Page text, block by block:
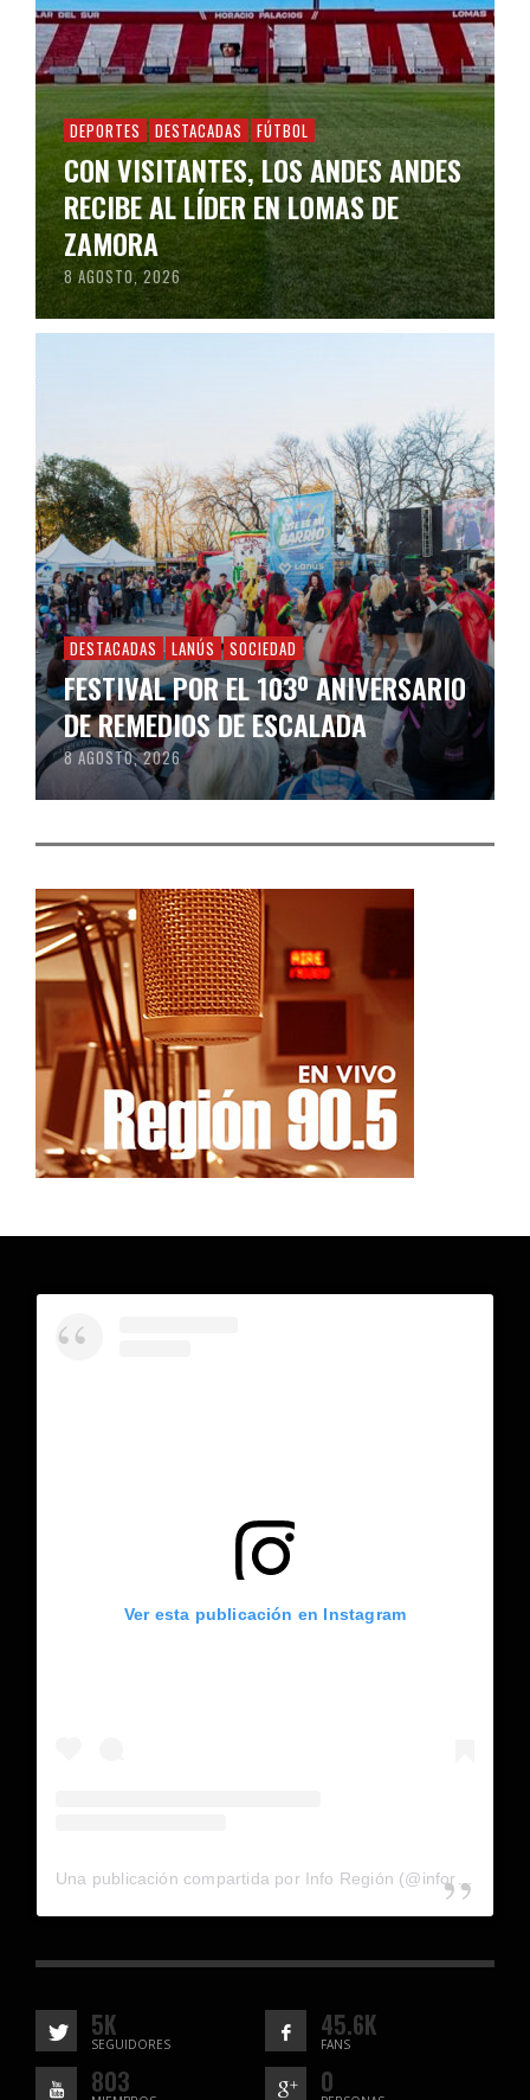
DEPORTES DESTACADAS FÚTBOL
CON VISITANTES, LOS ANDES ANDES
RECIBE AL LÍDER EN LOMAS DE
ZAMORA
8 AGOSTO, 2026
DESTACADAS LANÚS SOCIEDAD
FESTIVAL POR EL 103º ANIVERSARIO
DE REMEDIOS DE ESCALADA
8 AGOSTO, 2026
Ver esta publicación en Instagram
5K
SEGUIDORES
45.6K
FANS
803 0